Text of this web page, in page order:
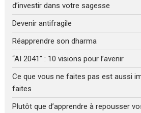
d’investir dans votre sagesse
Devenir antifragile
Réapprendre son dharma
“AI 2041” : 10 visions pour l’avenir
Ce que vous ne faites pas est aussi
faites
Plutôt que d’apprendre à repousser